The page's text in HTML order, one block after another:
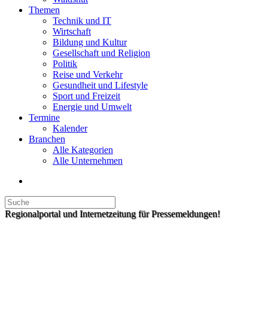
Themen
Technik und IT
Wirtschaft
Bildung und Kultur
Gesellschaft und Religion
Politik
Reise und Verkehr
Gesundheit und Lifestyle
Sport und Freizeit
Energie und Umwelt
Termine
Kalender
Branchen
Alle Kategorien
Alle Unternehmen
Regionalportal und Internetzeitung für Pressemeldungen!